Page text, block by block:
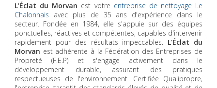
L'Éclat du Morvan est votre entreprise de nettoyage Le
Chalonnais avec plus de 35 ans d'expérience dans le
secteur. Fondée en 1984, elle s'appuie sur des équipes
ponctuelles, réactives et compétentes, capables d'intervenir
rapidement pour des résultats impeccables. L'Éclat du
Morvan est adhérente à la Fédération des Entreprises de
Propreté (F.E.P) et s'engage activement dans le
développement durable, assurant des pratiques
respectueuses de l'environnement. Certifiée Qualipropre,